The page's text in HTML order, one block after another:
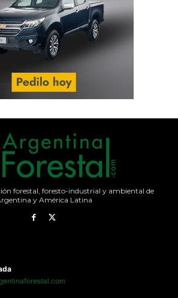
forestal, foresto-industrial y ambiental de
y América Latina